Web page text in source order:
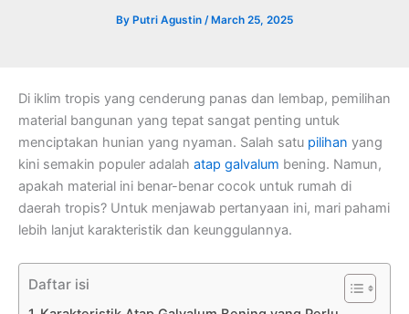
By Putri Agustin /March 25, 2025
Di iklim tropis yang cenderung panas dan lembap, pemilihan
material bangunan yang tepat sangat penting untuk
menciptakan hunian yang nyaman. Salah satu pilihan yang
kini semakin populer adalah atap galvalum bening. Namun,
apakah material ini benar-benar cocok untuk rumah di
daerah tropis? Untuk menjawab pertanyaan ini, mari pahami
lebih lanjut karakteristik dan keunggulannya.
Daftar isi